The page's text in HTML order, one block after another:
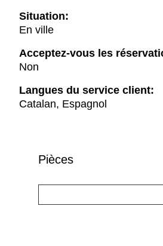
Situation:
En ville
Acceptez-vous les
Non
Langues du service client:
Catalan, Espagnol
Pièces